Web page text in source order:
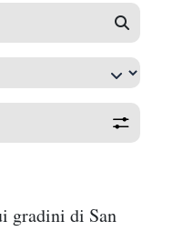
gradini di San